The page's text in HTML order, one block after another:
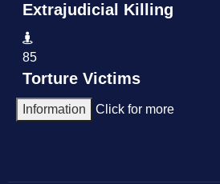
Extrajudicial Killing
85
Torture Victims
Click for more
Information